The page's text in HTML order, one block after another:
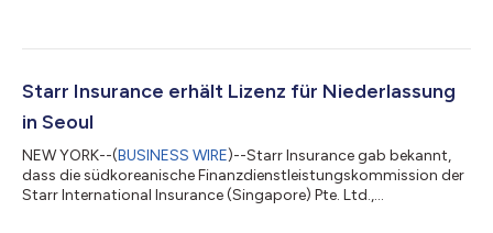
eine langjährige Erfahrung im Finanz- und Versicherungswesen
Versicherungsunternehmen tätig, wo er regionale Finanzteams
Starr Insurance erhält Lizenz für Niederlassung
in Seoul
NEW YORK--(BUSINESS WIRE)--Starr Insurance gab bekannt,
dass die südkoreanische Finanzdienstleistungskommission der
Starr International Insurance (Singapore) Pte. Ltd.,